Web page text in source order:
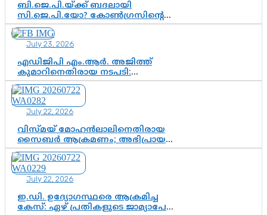
ബി.ജെ.പി.യ്ക്ക് ബദലായി
സി.ജെ.പി.യോ? കോൺഗ്രസിന്റെ
രാഷ്ട്രീയ ഇടം കൈവശപ്പെടുത്താൻ
സിജെപി ഉയർന്നുകഴിഞ്ഞോ?
ഇന്ത്യൻ രാഷ്ട്രീയത്തിലെ പുതിയ
വഴിത്തിരിവ്
July 23, 2026
എഡിജിപി എം.ആർ. അജിത്ത്
കുമാറിനെതിരായ നടപടി:
സസ്പെൻഷനിൽ ഒതുങ്ങുമോ,
അതോ കൂടുതൽ കടുത്ത
നടപടികളിലേക്കോ?
July 22, 2026
വിസ്മയ് മോഹൻലാലിനെതിരായ
സൈബർ ആക്രമണം; അഭിപ്രായ
സ്വാതന്ത്ര്യത്തെ നിശ്ശബ്ദമാക്കുന്ന
ഡിജിറ്റൽ ഗുണ്ടായിസത്തിന് അറുതി
വേണം
July 22, 2026
ഇ.ഡി. ഉദ്യോഗസ്ഥരെ ആക്രമിച്ച
കേസ്: ഏഴ് പ്രതികളുടെ ജാമ്യാപേക്ഷ